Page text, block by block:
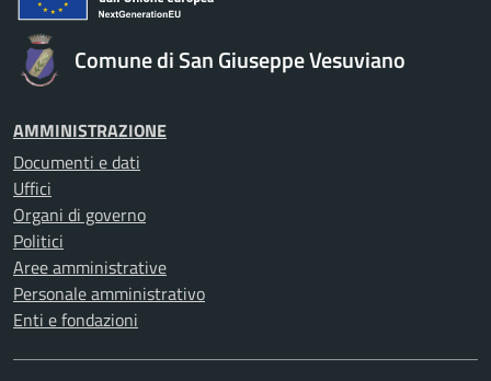
Comune di San Giuseppe Vesuviano
AMMINISTRAZIONE
Documenti e dati
Uffici
Organi di governo
Politici
Aree amministrative
Personale amministrativo
Enti e fondazioni